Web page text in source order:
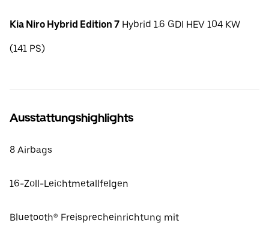
Kia Niro Hybrid Edition 7 Hybrid 1.6 GDI HEV 104 KW
(141 PS)
Ausstattungshighlights
8 Airbags
16-Zoll-Leichtmetallfelgen
Bluetooth® Freisprecheinrichtung mit